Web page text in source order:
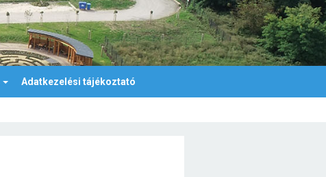
Adatkezelési tájékoztató